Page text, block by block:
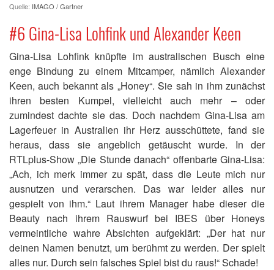
Quelle: IMAGO / Gartner
#6 Gina-Lisa Lohfink und Alexander Keen
Gina-Lisa Lohfink knüpfte im australischen Busch eine
enge Bindung zu einem Mitcamper, nämlich Alexander
Keen, auch bekannt als „Honey“. Sie sah in ihm zunächst
ihren besten Kumpel, vielleicht auch mehr – oder
zumindest dachte sie das. Doch nachdem Gina-Lisa am
Lagerfeuer in Australien ihr Herz ausschüttete, fand sie
heraus, dass sie angeblich getäuscht wurde. In der
RTLplus-Show „Die Stunde danach“ offenbarte Gina-Lisa:
„Ach, ich merk immer zu spät, dass die Leute mich nur
ausnutzen und verarschen. Das war leider alles nur
gespielt von ihm.“ Laut ihrem Manager habe dieser die
Beauty nach ihrem Rauswurf bei IBES über Honeys
vermeintliche wahre Absichten aufgeklärt: „Der hat nur
deinen Namen benutzt, um berühmt zu werden. Der spielt
alles nur. Durch sein falsches Spiel bist du raus!“ Schade!